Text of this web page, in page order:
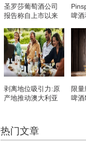
圣罗莎葡萄酒公司
报告称自上市以来
啤酒
剥离地位吸引力:原
产地推动澳大利亚
限
啤
热门文章